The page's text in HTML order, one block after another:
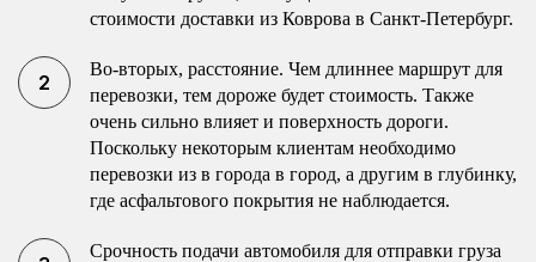
стоимости доставки из Коврова в Санкт-Петербург.
Во-вторых, расстояние. Чем длиннее маршрут для
перевозки, тем дороже будет стоимость. Также
очень сильно влияет и поверхность дороги.
Поскольку некоторым клиентам необходимо
перевозки из в города в город, а другим в глубинку,
где асфальтового покрытия не наблюдается.
Срочность подачи автомобиля для отправки груза